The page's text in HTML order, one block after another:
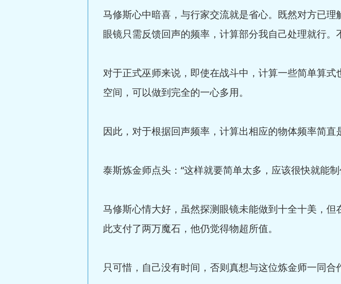
马修斯心中暗喜，与行家交流就是省心。既然对方已
眼镜只需反馈回声的频率，计算部分我自己处理就行。
对于正式巫师来说，即使在战斗中，计算一些简单算
空间，可以做到完全的一心多用。
因此，对于根据回声频率，计算出相应的物体频率简直
泰斯炼金师点头：“这样就要简单太多，应该很快就能
马修斯心情大好，虽然探测眼镜未能做到十全十美，
此支付了两万魔石，他仍觉得物超所值。
只可惜，自己没有时间，否则真想与这位炼金师一同合